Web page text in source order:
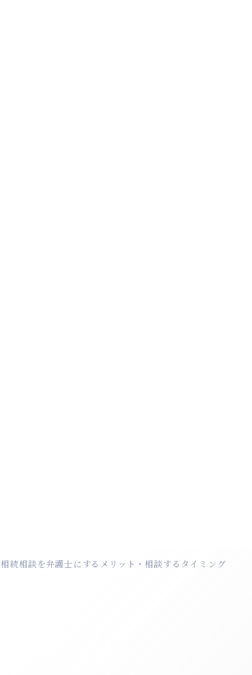
相続相談を弁護士にするメリット・相談するタイミング